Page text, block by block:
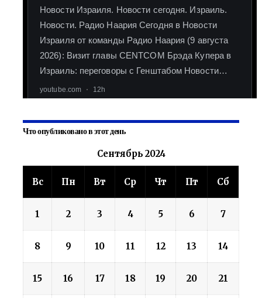
Что опубликовано в этот день
Сентябрь 2024
Вс Пн Вт Ср Чт Пт Сб
1 2 3 4 5 6 7
8 9 10 11 12 13 14
15 16 17 18 19 20 21